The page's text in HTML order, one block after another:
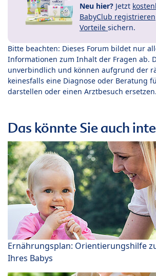
Neu hier? Jetzt
BabyClub registrieren
Vorteile sichern.
Bitte beachten: Dieses Forum bildet nur
Informationen zum Inhalt der Fragen ab.
unverbindlich und können aufgrund der
keinesfalls eine Diagnose oder Beratung
darstellen oder einen Arztbesuch ersetzen.
Das könnte Sie auch
Ernährungsplan: Orientierungshilfe
Ihres Babys